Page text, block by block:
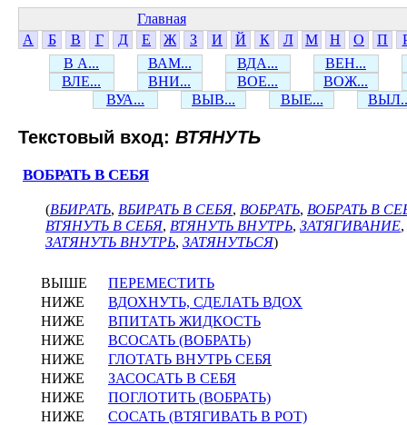
Главная
А
Б В Г Д Е Ж З И Й К Л М Н О П
В А...
ВАМ... ВДА...
ВЕН...
ВЛЕ...
ВНИ... ВОЕ...
ВОЖ...
ВУА...
ВЫВ... ВЫЕ...
Текстовый вход: ВТЯНУТЬ
ВОБРАТЬ В СЕБЯ
(ВБИРАТЬ, ВБИРАТЬ В СЕБЯ, ВОБРАТЬ, ВОБРАТЬ В
ВТЯНУТЬ В СЕБЯ, ВТЯНУТЬ ВНУТРЬ, ЗАТЯГИВАНИЕ,
ЗАТЯНУТЬ ВНУТРЬ, ЗАТЯНУТЬСЯ)
ВЫШЕ
ПЕРЕМЕСТИТЬ
НИЖЕ
ВДОХНУТЬ, СДЕЛАТЬ ВДОХ
НИЖЕ
ВПИТАТЬ ЖИДКОСТЬ
НИЖЕ
ВСОСАТЬ (ВОБРАТЬ)
НИЖЕ
ГЛОТАТЬ ВНУТРЬ СЕБЯ
НИЖЕ
ЗАСОСАТЬ В СЕБЯ
НИЖЕ
ПОГЛОТИТЬ (ВОБРАТЬ)
НИЖЕ
СОСАТЬ (ВТЯГИВАТЬ В РОТ)